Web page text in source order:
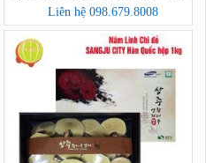
Liên hệ 098.679.8008